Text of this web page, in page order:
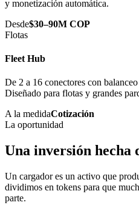
y monetización automática.
Desde$30–90M COP
Flotas
Fleet Hub
De 2 a 16 conectores con
Diseñado para flotas y grandes
A la medidaCotización
La oportunidad
Una inversión hecha
Un cargador es un activo que
dividimos en tokens para que
parte.